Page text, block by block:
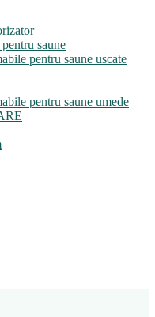
saune
pentru saune uscate
pentru saune umede